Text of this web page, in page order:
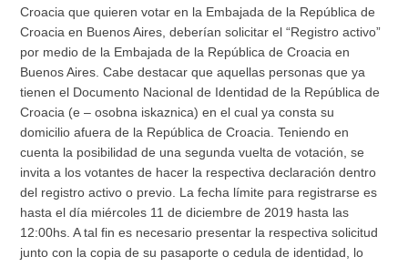
Croacia que quieren votar en la Embajada de la República de
Croacia en Buenos Aires, deberían solicitar el “Registro activo”
por medio de la Embajada de la República de Croacia en
Buenos Aires. Cabe destacar que aquellas personas que ya
tienen el Documento Nacional de Identidad de la República de
Croacia (e – osobna iskaznica) en el cual ya consta su
domicilio afuera de la República de Croacia. Teniendo en
cuenta la posibilidad de una segunda vuelta de votación, se
invita a los votantes de hacer la respectiva declaración dentro
del registro activo o previo. La fecha límite para registrarse es
hasta el día miércoles 11 de diciembre de 2019 hasta las
12:00hs. A tal fin es necesario presentar la respectiva solicitud
junto con la copia de su pasaporte o cedula de identidad, lo